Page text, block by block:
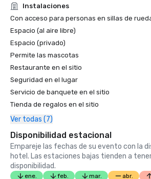
Forbes — 2019
Premio 4 estrellas para el resort
Premios Condé Nast Traveler Readers'
«Los mejores complejos turísticos del
- #9
Instalaciones
Con acceso para personas en sillas de
Espacio (al aire libre)
Espacio (privado)
Permite las mascotas
Restaurante en el sitio
Seguridad en el lugar
Servicio de banquete en el sitio
Tienda de regalos en el sitio
Ver todas (7)
Disponibilidad estacional
Empareje las fechas de su evento con la
hotel. Las estaciones bajas tienden a
disponibilidad.
ene. feb. mar. abr.